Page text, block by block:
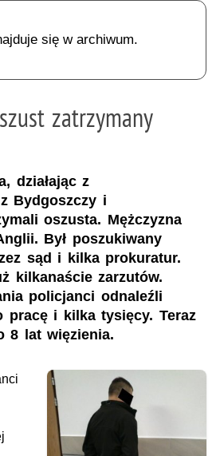
się w archiwum.
zatrzymany
działając z
Bydgoszczy i
oszusta. Mężczyzna
Był poszukiwany
sąd i kilka prokuratur.
kilkanaście zarzutów.
policjanci odnaleźli
pracę i kilka tysięcy. Teraz
8 lat więzienia.